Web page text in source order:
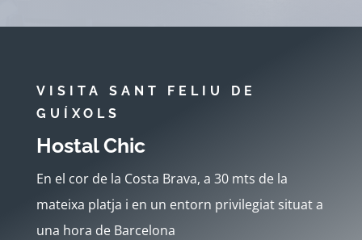
VISITA SANT FELIU DE
GUÍXOLS
Hostal Chic
En el cor de la Costa Brava, a 30 mts de la
mateixa platja i en un entorn privilegiat situat a
una hora de Barcelona